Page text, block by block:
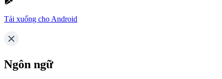
Tải xuống cho Android
Ngôn ngữ